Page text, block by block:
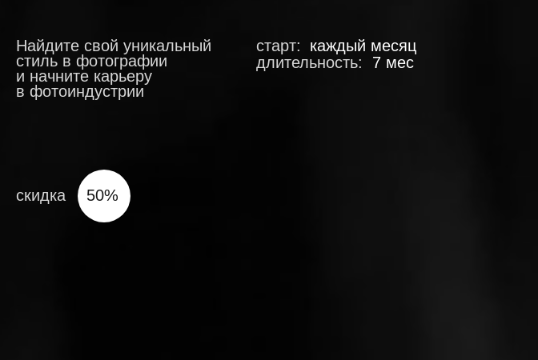
старт:
Найдите свой уникальный
стиль в фотографии
и начните карьеру
в фотоиндустрии
каждый месяц
длительность:
50%
7 мес
скидка